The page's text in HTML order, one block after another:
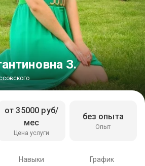
З.
Цена услуги
от 35000 руб/
мес
Опыт
без опыта
Навыки График